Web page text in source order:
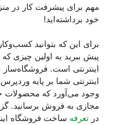
مهم برای پیشرفت کار در
خود برداشته‌اید!
برای این که بتوانید
پیش ببرید به اولین چیزی که
اینترنتی است.
اینترنتی شما بر پایه
وجود می‌آورد که محصولات
مجازی به فروش برسانید.
در تعرفه ساخت فروشگاه